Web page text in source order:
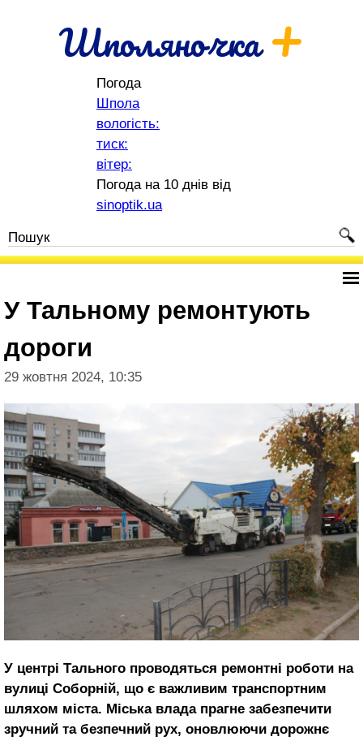
Шполяночка+
Погода
Шпола
вологість:
тиск:
вітер:
Погода на 10 днів від
sinoptik.ua
У Тальному ремонтують
дороги
29 жовтня 2024, 10:35
У центрі Тального проводяться ремонтні роботи на
вулиці Соборній, що є важливим транспортним
шляхом міста. Міська влада прагне забезпечити
зручний та безпечний рух, оновлюючи дорожнє